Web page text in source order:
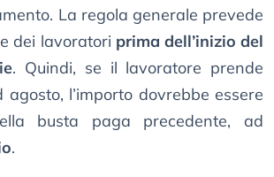
La regola generale prevede
dei lavoratori prima dell’inizio del
. Quindi, se il lavoratore prende
l’importo dovrebbe essere
busta paga precedente, ad
.